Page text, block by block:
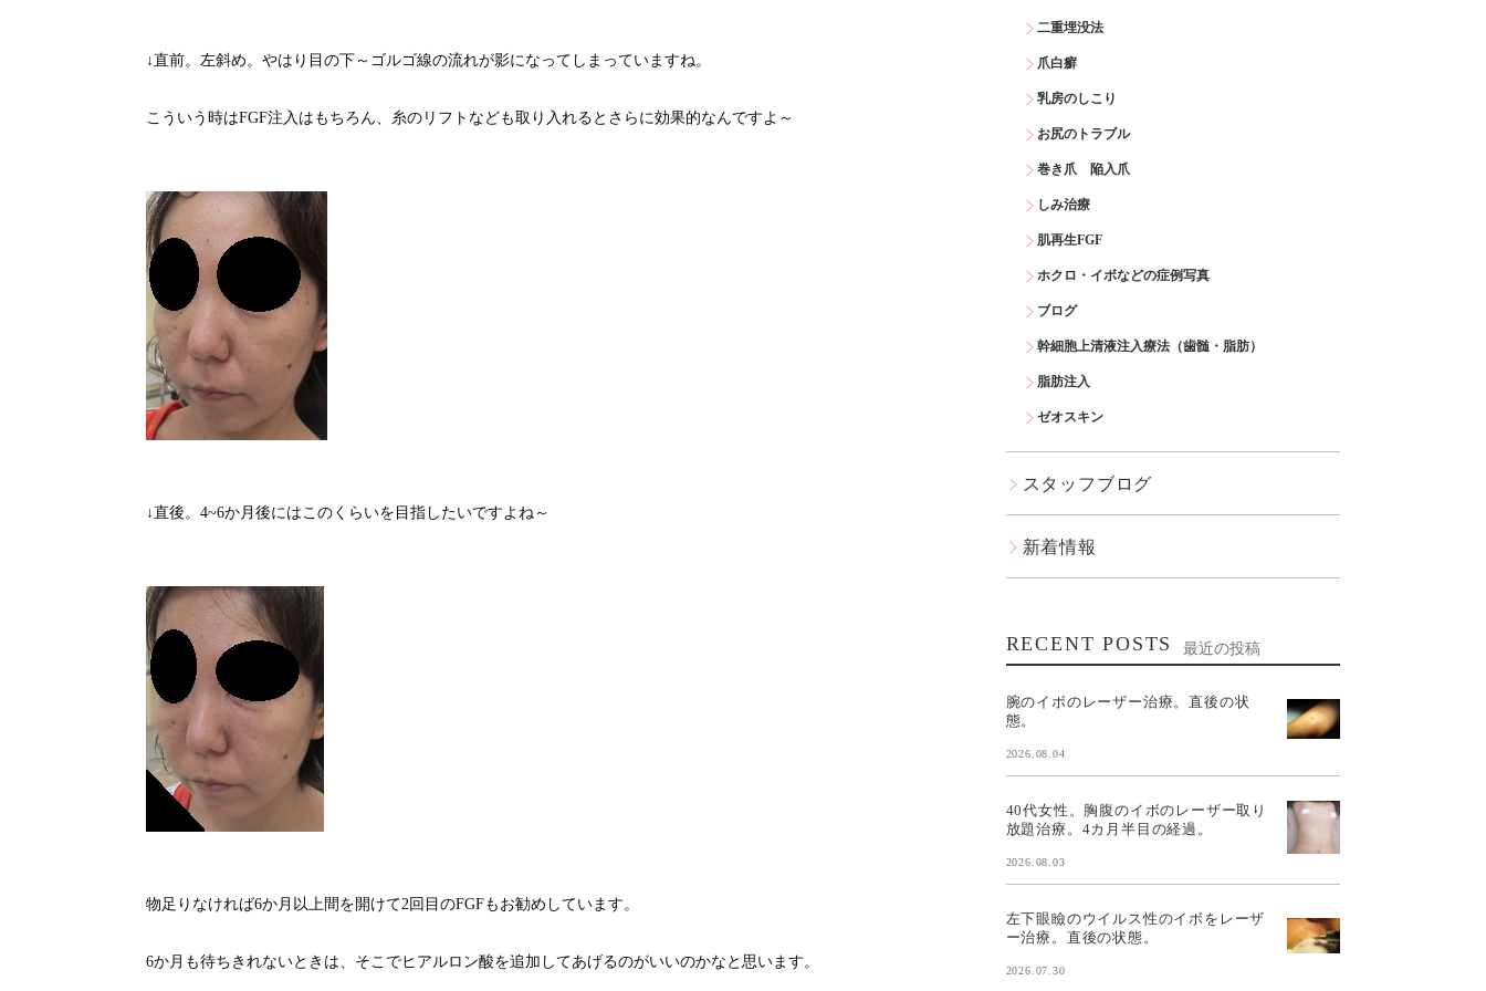
↓直前。左斜め。やはり目の下～ゴルゴ線の流れが影になってしまっていますね。
こういう時はFGF注入はもちろん、糸のリフトなども取り入れるとさらに効果的なんですよ～
↓直後。4~6か月後にはこのくらいを目指したいですよね～
物足りなければ6か月以上間を開けて2回目のFGFもお勧めしています。
6か月も待ちきれないときは、そこでヒアルロン酸を追加してあげるのがいいのかなと思います。
二重埋没法
爪白癬
乳房のしこり
お尻のトラブル
巻き爪 陥入爪
しみ治療
肌再生FGF
ホクロ・イボなどの症例写真
ブログ
幹細胞上清液注入療法（歯髄・脂肪）
脂肪注入
ゼオスキン
スタッフブログ
新着情報
RECENT POSTS 最近の投稿
腕のイボのレーザー治療。直後の状
態。
2026.08.04
40代女性。胸腹のイボのレーザー取り
放題治療。4カ月半目の経過。
2026.08.03
左下眼瞼のウイルス性のイボをレーザ
ー治療。直後の状態。
2026.07.30